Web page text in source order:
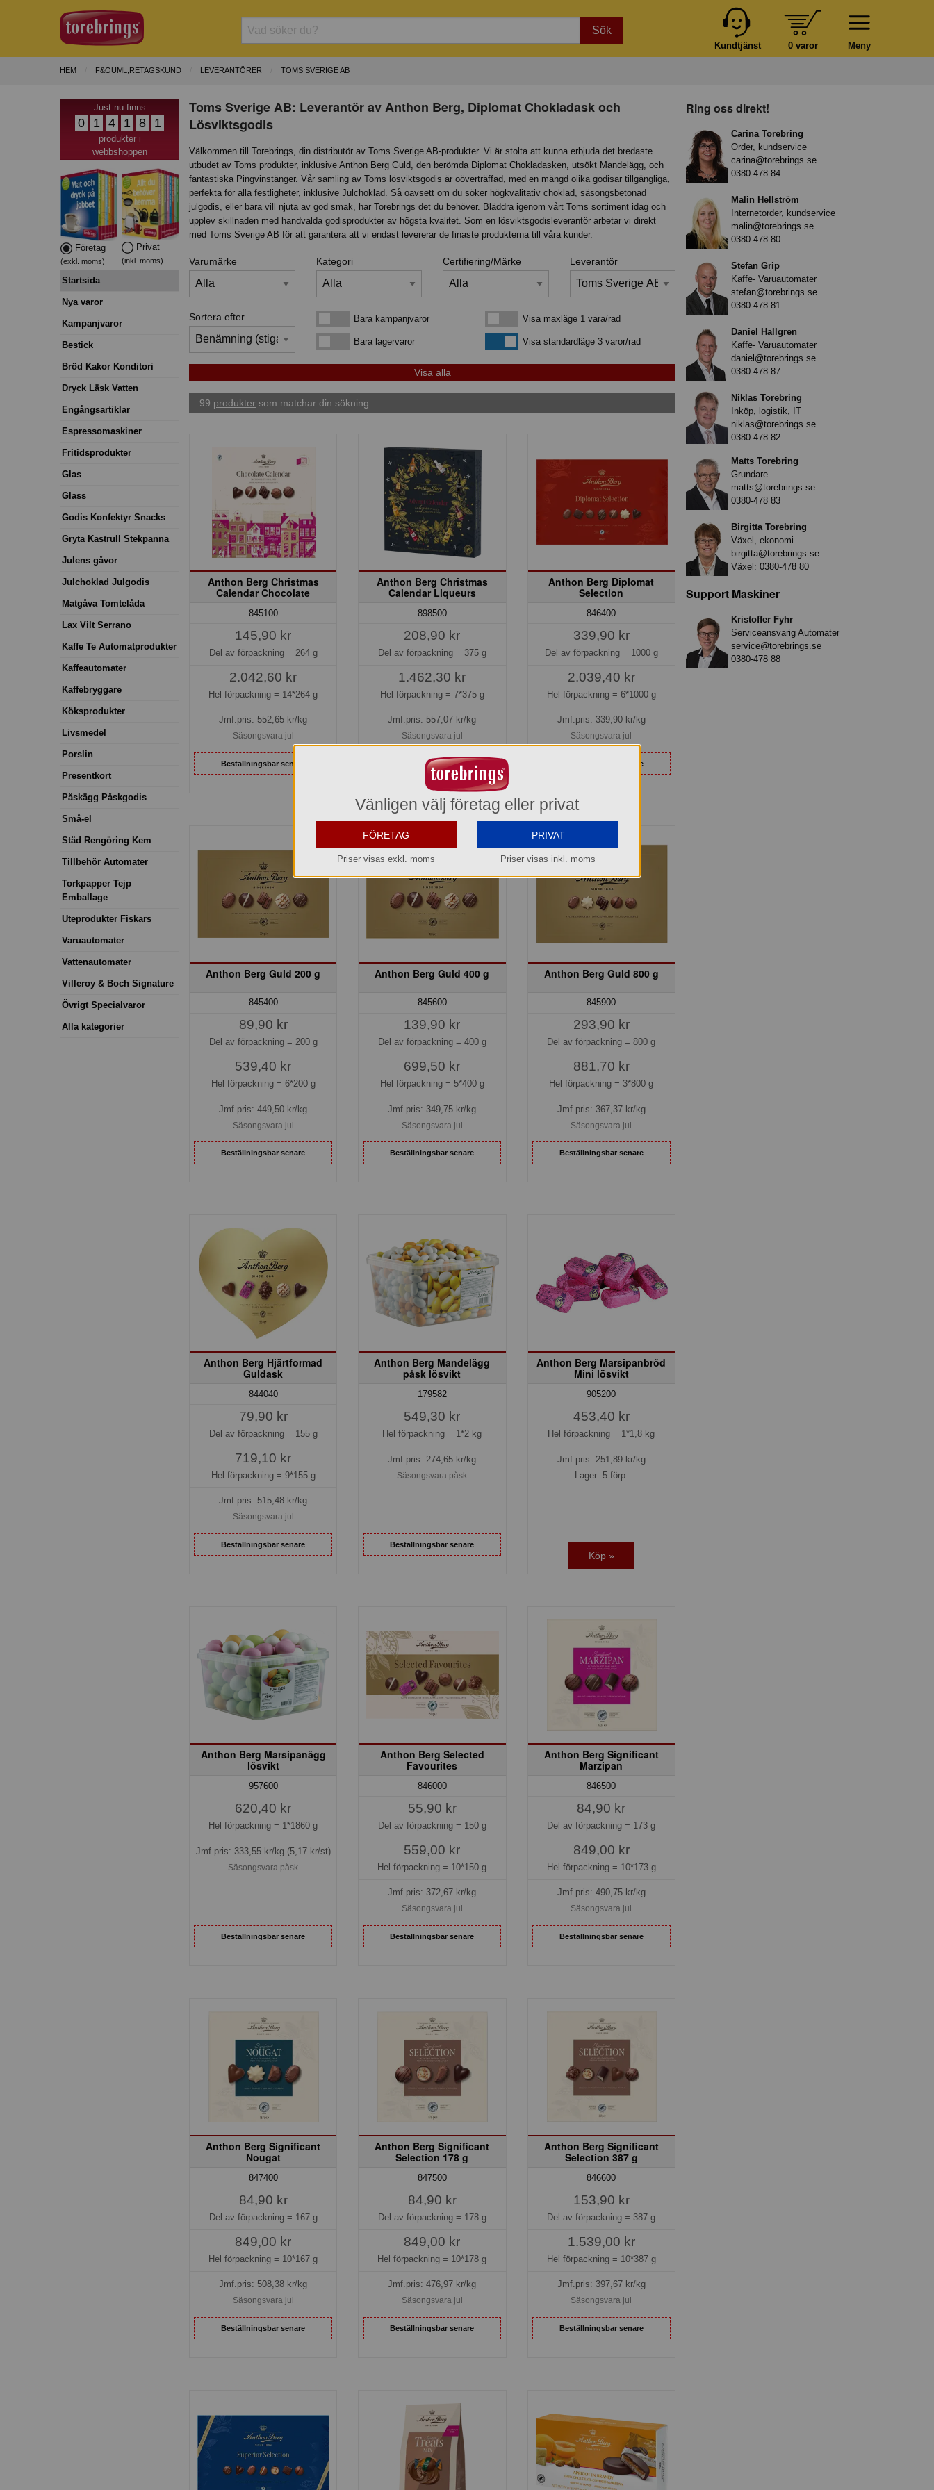
Sök
Meny
0 varor
Kundtjänst
HEM F&OUML;RETAGSKUND LEVERANTÖRER TOMS SVERIGE AB
Just nu finns
0 1 4 1 8 1
produkter i
webbshoppen
Företag
(exkl. moms)
Privat
(inkl. moms)
Startsida
Nya varor
Kampanjvaror
Bestick
Bröd Kakor Konditori
Dryck Läsk Vatten
Engångsartiklar
Espressomaskiner
Fritidsprodukter
Glas
Glass
Godis Konfektyr Snacks
Gryta Kastrull Stekpanna
Julens gåvor
Julchoklad Julgodis
Matgåva Tomtelåda
Lax Vilt Serrano
Kaffe Te Automatprodukter
Kaffeautomater
Kaffebryggare
Köksprodukter
Livsmedel
Porslin
Presentkort
Påskägg Påskgodis
Små-el
Städ Rengöring Kem
Tillbehör Automater
Torkpapper Tejp
Emballage
Uteprodukter Fiskars
Varuautomater
Vattenautomater
Villeroy & Boch Signature
Övrigt Specialvaror
Alla kategorier
Toms Sverige AB: Leverantör av Anthon Berg, Diplomat Chokladask och
Lösviktsgodis
Välkommen till Torebrings, din distributör av Toms Sverige AB-produkter. Vi är stolta att kunna erbjuda det bredaste
utbudet av Toms produkter, inklusive Anthon Berg Guld, den berömda Diplomat Chokladasken, utsökt Mandelägg, och
fantastiska Pingvinstänger. Vår samling av Toms lösviktsgodis är oöverträffad, med en mängd olika godisar tillgängliga,
perfekta för alla festligheter, inklusive Julchoklad. Så oavsett om du söker högkvalitativ choklad, säsongsbetonad
julgodis, eller bara vill njuta av god smak, har Torebrings det du behöver. Bläddra igenom vårt Toms sortiment idag och
upplev skillnaden med handvalda godisprodukter av högsta kvalitet. Som en lösviktsgodisleverantör arbetar vi direkt
med Toms Sverige AB för att garantera att vi endast levererar de finaste produkterna till våra kunder.
Varumärke Kategori Certifiering/Märke Leverantör
Sortera efter Bara kampanjvarorBara kampanjvaror
Bara lagervarorBara lagervaror
Visa maxläge 1 vara/rad
Visa maxläge 1 vara/rad
Visa standardlägeVisa standardläge 3 varor/rad
99 produkter som matchar din sökning:
Anthon Berg Christmas
Calendar Chocolate
845100
145,90 kr
Del av förpackning = 264 g
2.042,60 kr
Hel förpackning = 14*264 g
Jmf.pris: 552,65 kr/kg
Säsongsvara jul
Beställningsbar senare
Anthon Berg Christmas
Calendar Liqueurs
898500
208,90 kr
Del av förpackning = 375 g
1.462,30 kr
Hel förpackning = 7*375 g
Jmf.pris: 557,07 kr/kg
Säsongsvara jul
Beställningsbar senare
Anthon Berg Diplomat
Selection
846400
339,90 kr
Del av förpackning = 1000 g
2.039,40 kr
Hel förpackning = 6*1000 g
Jmf.pris: 339,90kr/kg
Säsongsvara jul
Beställningsbar senare
Anthon Berg Guld 200 g
845400
89,90 kr
Del av förpackning = 200 g
539,40 kr
Hel förpackning = 6*200 g
Jmf.pris:449,50 kr/kg
Säsongsvara jul
Beställningsbar senare
Anthon Berg Guld 400 g
845600
139,90 kr
Del av förpackning = 400 g
699,50 kr
Hel förpackning = 5*400 g
Jmf.pris: 349,75 kr/kg
Säsongsvara jul
Beställningsbar senare
Anthon Berg Guld 800 g
845900
293,90 kr
Del av förpackning =800 g
881,70 kr
Hel förpackning = 3*800 g
Jmf.pris: 367,37kr/kg
Säsongsvara jul
Beställningsbar senare
Anthon Berg Hjärtformad
Guldask
844040
79,90 kr
Del av förpackning = 155 g
719,10 kr
Hel förpackning = 9*155 g
Jmf.pris: 515,48 kr/kg
Säsongsvara jul
Beställningsbar senare
Anthon Berg Mandelägg
påsk lösvikt
179582
549,30 kr
Hel förpackning = 1*2 kg
Jmf.pris: 274,65 kr/kg
Säsongsvara påsk
Beställningsbar senare
Anthon Berg Marsipanbröd
Mini lösvikt
905200
453,40 kr
Hel förpackning = 1*1,8 kg
Jmf.pris: 251,89kr/kg
Lager: 5 förp.
Köp »
Anthon Berg Marsipanägg
lösvikt
957600
620,40 kr
Hel förpackning = 1*1860 g
Jmf.pris: 333,55kr/kg (5,17 kr/st)
Säsongsvara påsk
Beställningsbar senare
Anthon Berg Selected
Favourites
846000
55,90 kr
Del av förpackning = 150 g
559,00 kr
Hel förpackning = 10*150 g
Jmf.pris: 372,67 kr/kg
Säsongsvara jul
Beställningsbar senare
Anthon Berg Significant
Marzipan
846500
84,90 kr
Del av förpackning = 173 g
849,00 kr
Hel förpackning = 10*173 g
Jmf.pris: 490,75kr/kg
Säsongsvara jul
Beställningsbar senare
Anthon Berg Significant
Nougat
847400
84,90 kr
Del av förpackning = 167 g
849,00 kr
Hel förpackning = 10*167 g
Jmf.pris: 508,38 kr/kg
Säsongsvara jul
Beställningsbar senare
Anthon Berg Significant
Selection 178 g
847500
84,90 kr
Del av förpackning = 178 g
849,00 kr
Hel förpackning = 10*178 g
Jmf.pris:476,97 kr/kg
Säsongsvara jul
Beställningsbar senare
Anthon Berg Significant
Selection 387 g
846600
153,90 kr
Del av förpackning = 387 g
1.539,00 kr
Hel förpackning = 10*387 g
Jmf.pris: 397,67kr/kg
Säsongsvara jul
Beställningsbar senare
Ring oss direkt!
Carina Torebring
Order, kundservice
carina@torebrings.se
0380-478 84
Malin Hellström
Internetorder, kundservice
malin@torebrings.se
0380-478 80
Stefan Grip
Kaffe- Varuautomater
stefan@torebrings.se
0380-478 81
Daniel Hallgren
Kaffe- Varuautomater
daniel@torebrings.se
0380-478 87
Niklas Torebring
Inköp, logistik, IT
niklas@torebrings.se
0380-478 82
Matts Torebring
Grundare
matts@torebrings.se
0380-478 83
Birgitta Torebring
Växel, ekonomi
birgitta@torebrings.se
Växel: 0380-478 80
Support Maskiner
Kristoffer Fyhr
Serviceansvarig Automater
service@torebrings.se
0380-478 88
Vänligen välj företag eller privat
FÖRETAG
Priser visas exkl. moms
PRIVAT
Priser visas inkl. moms